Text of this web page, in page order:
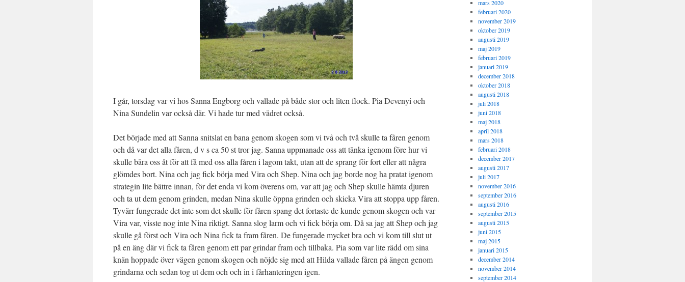
I går, torsdag var vi hos Sanna Engborg och vallade på både stor och liten flock. Pia Devenyi och
Nina Sundelin var också där. Vi hade tur med vädret också.
Det började med att Sanna snitslat en bana genom skogen som vi två och två skulle ta fåren genom
och då var det alla fåren, d v s ca 50 st tror jag. Sanna uppmanade oss att tänka igenom före hur vi
skulle bära oss åt för att få med oss alla fåren i lagom takt, utan att de sprang för fort eller att några
glömdes bort. Nina och jag fick börja med Vira och Shep. Nina och jag borde nog ha pratat igenom
strategin lite bättre innan, för det enda vi kom överens om, var att jag och Shep skulle hämta djuren
och ta ut dem genom grinden, medan Nina skulle öppna grinden och skicka Vira att stoppa upp fåren.
Tyvärr fungerade det inte som det skulle för fåren spang det fortaste de kunde genom skogen och var
Vira var, visste nog inte Nina riktigt. Sanna slog larm och vi fick börja om. Då sa jag att Shep och jag
skulle gå först och Vira och Nina fick ta fram fåren. De fungerade mycket bra och vi kom till slut ut
på en äng där vi fick ta fåren genom ett par grindar fram och tillbaka. Pia som var lite rädd om sina
knän hoppade över vägen genom skogen och nöjde sig med att Hilda vallade fåren på ängen genom
grindarna och sedan tog ut dem och och in i fårhanteringen igen.
mars 2020
februari 2020
november 2019
oktober 2019
augusti 2019
maj 2019
februari 2019
januari 2019
december 2018
oktober 2018
augusti 2018
juli 2018
juni 2018
maj 2018
april 2018
mars 2018
februari 2018
december 2017
augusti 2017
juli 2017
november 2016
september 2016
augusti 2016
september 2015
augusti 2015
juni 2015
maj 2015
januari 2015
december 2014
november 2014
september 2014